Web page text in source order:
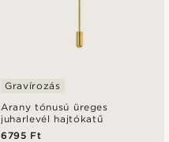
Arany tónusú üreges
juharlevél hajtókatű
Gravírozás
6795 Ft